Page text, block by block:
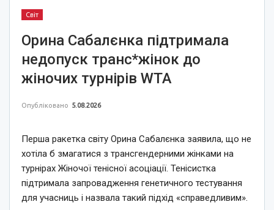
Світ
Орина Сабалєнка підтримала
недопуск транс*жінок до
жіночих турнірів WTA
Опубліковано 5.08.2026
Перша ракетка світу Орина Сабалєнка заявила, що не
хотіла б змагатися з трансгендерними жінками на
турнірах Жіночої тенісної асоціації. Тенісистка
підтримала запровадження генетичного тестування
для учасниць і назвала такий підхід «справедливим».